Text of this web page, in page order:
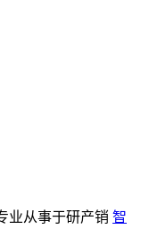
业从事于研产销 智